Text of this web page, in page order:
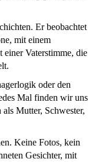
Er beobachtet
mit einem
Vaterstimme, die
oder den
Mal finden wir uns
Mutter, Schwester,
Keine Fotos, kein
Gesichter, mit